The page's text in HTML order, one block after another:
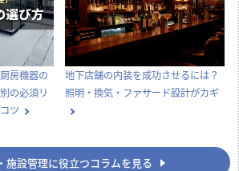
房機器の
の必須リ
ツ
地下店舗の内装を成功させるには？
照明・換気・ファサード設計がカギ
施設管理に役立つコラムを見る